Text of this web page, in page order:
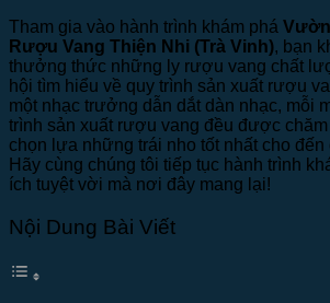
Tham gia vào hành trình khám phá
Rượu Vang Thiện Nhi (Trà Vinh), bạn
thưởng thức những ly rượu vang chất
hội tìm hiểu về quy trình sản xuất rượu
một nhạc trưởng dẫn dắt dàn nhạc, mỗi
trình sản xuất rượu vang đều được
chọn lựa những trái nho tốt nhất cho đến
Hãy cùng chúng tôi tiếp tục hành trình
ích tuyệt vời mà nơi đây mang lại!
Nội Dung Bài Viết